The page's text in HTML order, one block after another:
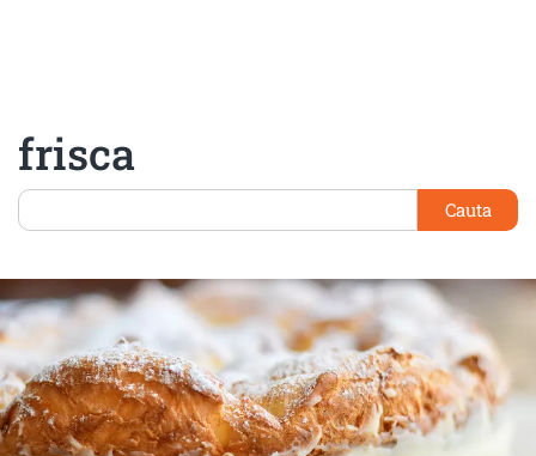
frisca
Cauta